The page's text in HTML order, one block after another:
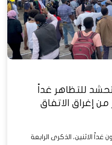
للتظاهر غداً
إغراق الاتفاق
غداً الاثنين، الذكرى الرابعة